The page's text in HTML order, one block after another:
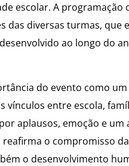
escolar. A
das diversas turmas,
ao longo do
do evento como
entre escola,
aplausos, emoção e
reafirma o compromisso
o desenvolvimento